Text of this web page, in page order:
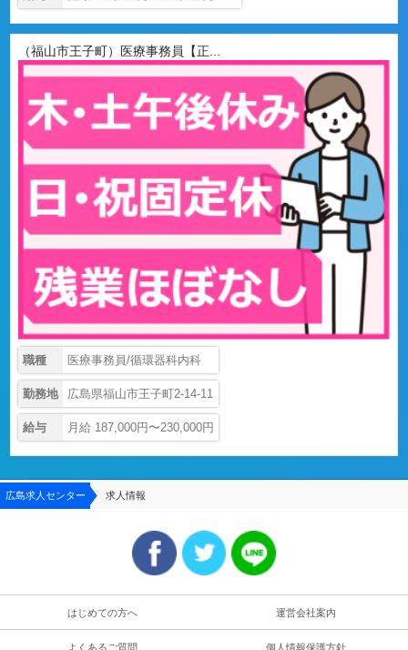
（福山市王子町）医療事務員【正...
職種 医療事務員/循環器科内科
勤務地 広島県福山市王子町2-14-11
給与 月給 187,000円〜230,000円
広島求人センター 求人情報
はじめての方へ 運営会社案内
よくあるご質問 個人情報保護方針